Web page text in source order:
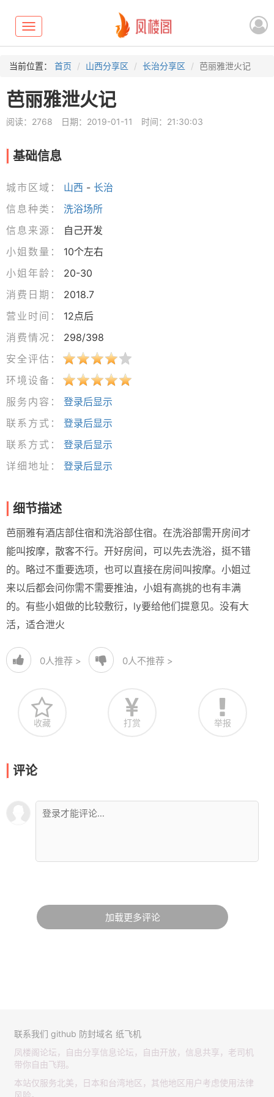
Toggle
navigation
当前位置： 首页 山西分享区 长治分享区 芭丽雅泄火记
芭丽雅泄火记
阅读：2768 日期：2019-01-11 时间：21:30:03
基础信息
城市区域： 山西 - 长治
信息种类：
洗浴场所
信息来源：
自己开发
小姐数量：
10个左右
小姐年龄：
20-30
消费日期：
2018.7
营业时间：
12点后
消费情况：
298/398
安全评估：
环境设备：
服务内容：
登录后显示
联系方式：
登录后显示
联系方式：
登录后显示
详细地址：
登录后显示
细节描述
芭丽雅有酒店部住宿和洗浴部住宿。在洗浴部需开房间才
能叫按摩，散客不行。开好房间，可以先去洗浴，挺不错
的。略过不重要选项，也可以直接在房间叫按摩。小姐过
来以后都会问你需不需要推油，小姐有高挑的也有丰满
的。有些小姐做的比较敷衍，ly要给他们提意见。没有大
活，适合泄火
0人推荐 > 0人不推荐 >
收藏 打赏 举报
评论
加载更多评论
联系我们 github 防封域名 纸飞机
凤楼阁论坛，自由分享信息论坛，自由开放，信息共享，老司机
带你自由飞翔。
本站仅服务北美，日本和台湾地区，其他地区用户考虑使用法律
风险。